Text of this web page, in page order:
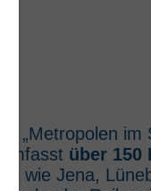
„Metropolen im
über 150
wie Jena,